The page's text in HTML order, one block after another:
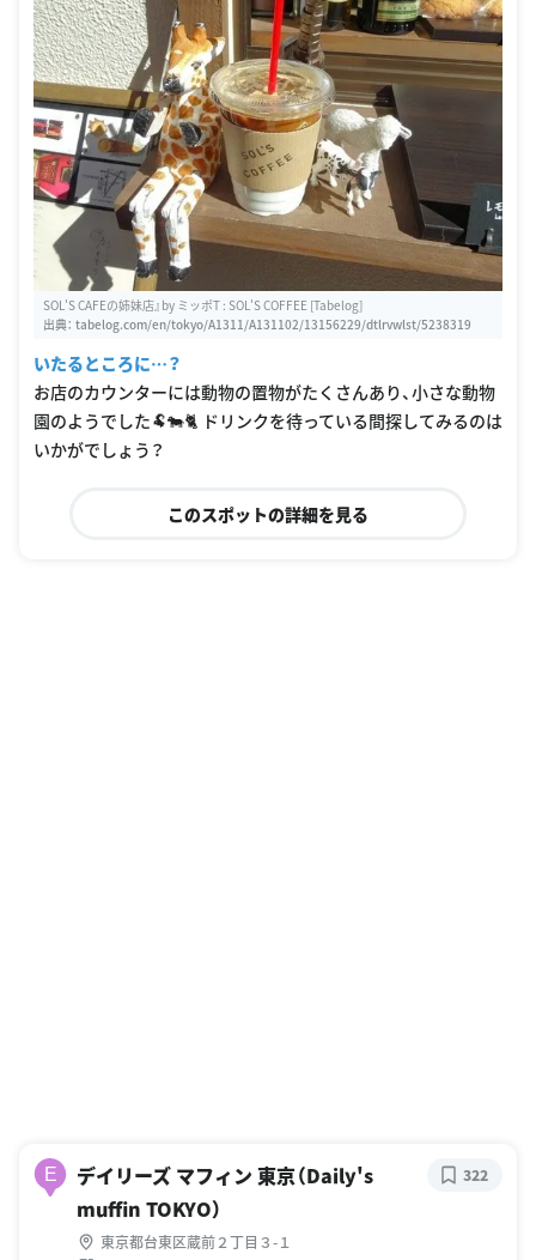
SOL'S CAFEの姉妹店』by ミッポT : SOL'S COFFEE [Tabelog]
出典： tabelog.com/en/tokyo/A1311/A131102/13156229/dtlrvwlst/5238319
いたるところに…？
お店のカウンターには動物の置物がたくさんあり、小さな動物
園のようでした🐏🐄🐈 ドリンクを待っている間探してみるのは
いかがでしょう？
このスポットの詳細を見る
E
デイリーズ マフィン 東京（Daily's
muffin TOKYO）
東京都台東区蔵前２丁目３-１
322